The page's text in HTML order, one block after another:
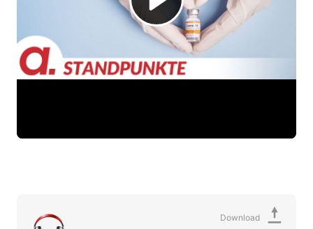
Download